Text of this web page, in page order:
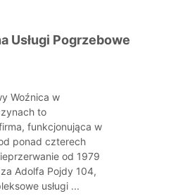
Usługi Pogrzebowe
Woźnica w
to
funkcjonująca w
ponad czterech
od 1979
Adolfa Pojdy 104,
usługi ...